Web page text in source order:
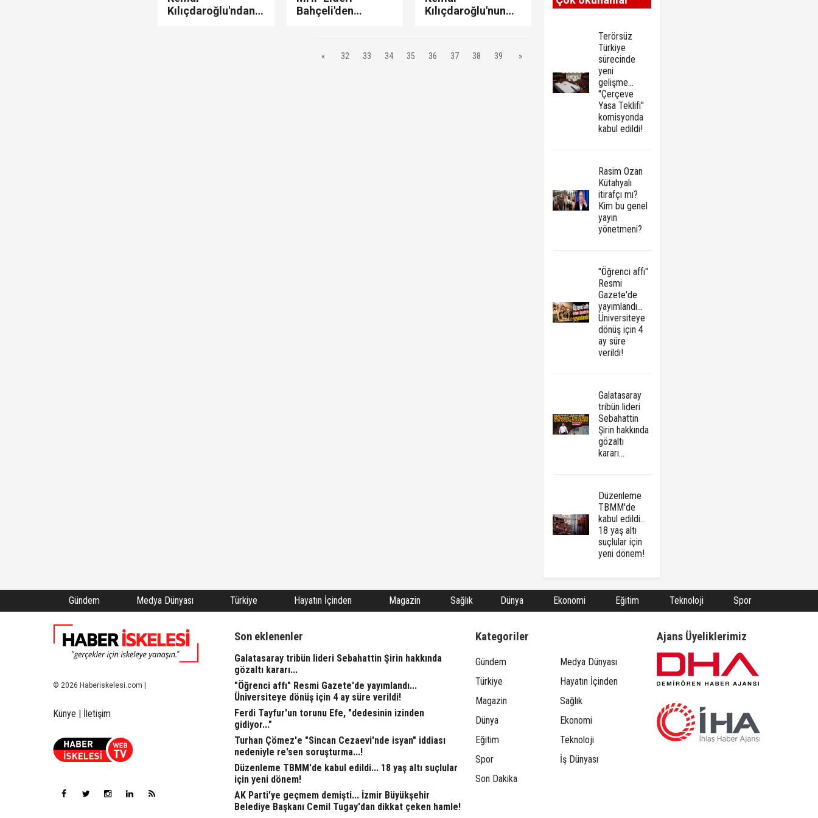
Kılıçdaroğlu'ndan
Bahçeli'den
bir ranzaya sende
Kılıçdaroğlu'nun
ceza geldi…
« 32 33 34 35 36 37 38 39 »
Terörsüz
Türkiye
sürecinde
yeni
gelişme...
"Çerçeve
Yasa Teklifi"
komisyonda
kabul edildi!
Rasim Ozan
Kütahyalı
itirafçı mı?
Kim bu genel
yayın
yönetmeni?
"Öğrenci affı"
Resmi
Gazete'de
yayımlandı...
Üniversiteye
dönüş için 4
ay süre
verildi!
Galatasaray
tribün lideri
Sebahattin
Şirin hakkında
gözaltı
kararı...
Düzenleme
TBMM'de
kabul edildi...
18 yaş altı
suçlular için
yeni dönem!
Gündem Medya Dünyası Türkiye Hayatın İçinden Magazin Sağlık Dünya Ekonomi Eğitim Teknoloji Spor
© 2026 Haberiskelesi.com |
Künye | İletişim
Son eklenenler
Galatasaray tribün lideri Sebahattin Şirin hakkında
gözaltı kararı...
"Öğrenci affı" Resmi Gazete'de yayımlandı...
Üniversiteye dönüş için 4 ay süre verildi!
Ferdi Tayfur'un torunu Efe, "dedesinin izinden
gidiyor..."
Turhan Çömez'e "Sincan Cezaevi'nde isyan" iddiası
nedeniyle re'sen soruşturma...!
Düzenleme TBMM'de kabul edildi... 18 yaş altı suçlular
için yeni dönem!
AK Parti'ye geçmem demişti... İzmir Büyükşehir
Belediye Başkanı Cemil Tugay'dan dikkat çeken hamle!
Kategoriler
Gündem
Medya Dünyası
Türkiye
Hayatın İçinden
Magazin
Sağlık
Dünya
Ekonomi
Eğitim
Teknoloji
Spor
İş Dünyası
Son Dakika
Ajans Üyeliklerimiz